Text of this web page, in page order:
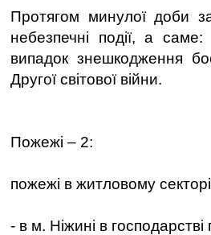
Протягом минулої доби
небезпечні події, а
випадок знешкодження
Другої світової війни.
Пожежі – 2:
пожежі в житловому
- в м. Ніжині в